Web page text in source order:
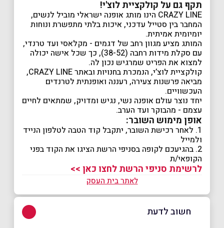
תקף גם על קולקציית לוצ'י!
CRAZY LINE הינו מותג אופנה ישראלי מוביל לנשים,
המחבר בין סטייל עדכני, איכות בלתי מתפשרת ונוחות
יומיומית אמיתית.
המותג מציע מגוון רחב של דגמים - מקלאסי ועד טרנדי,
עם סקלת מידות רחבה (38-52), כך שכל אישה יכולה
למצוא את הפריט שמרגיש נכון לה.
קולקציית לוצ’י, הנמכרת בחנויות ובאתר CRAZY LINE,
מביאה פרשנות צעירה, רעננה ואופנתית לטרנדים
העכשוויים.
יחד נוצר עולם אופנה נשי, נגיש ומדויק, שמתאים לחיים
עצמם - מהבוקר ועד הערב.
אופן מימוש השובר:
1. לאחר רכישת השובר, יתקבל קוד הטבה לטלפון הנייד
ולמייל
2. בהגיעכם לקופה בסניפי הרשת הציגו את הקוד בפני
הקופאי/ת
לרשימת סניפי הרשת לחצו כאן >>
לאתר בית העסק
חשוב לדעת